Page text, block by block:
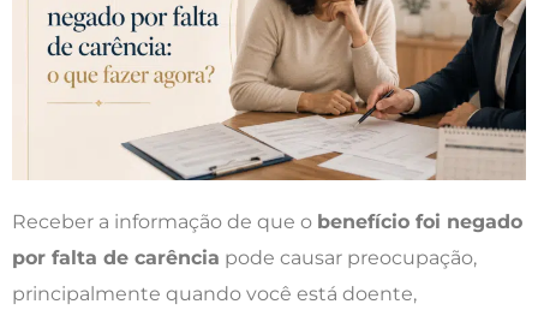
Receber a informação de que o benefício foi negado
por falta de carência pode causar preocupação,
principalmente quando você está doente,